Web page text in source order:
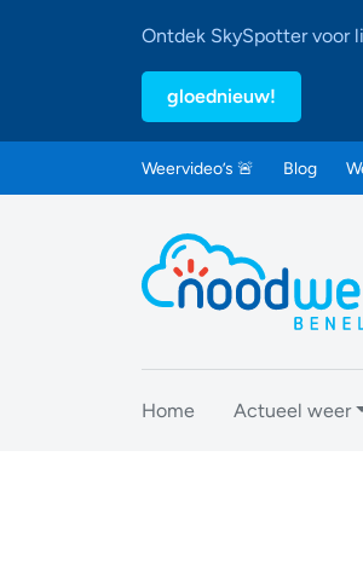
Ontdek SkySpotter voor
gloednieuw!
Weervideo’s 🚨 Blog
Home Actueel weer